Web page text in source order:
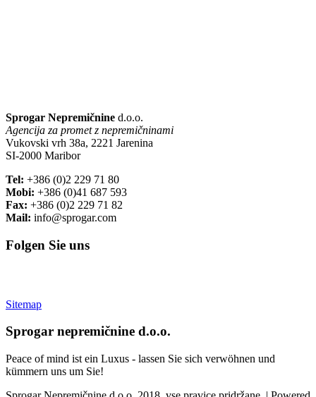
Sprogar Nepremičnine d.o.o.
Agencija za promet z nepremičninami
Vukovski vrh 38a, 2221 Jarenina
SI-2000 Maribor
Tel: +386 (0)2 229 71 80
Mobi: +386 (0)41 687 593
Fax: +386 (0)2 229 71 82
Mail: info@sprogar.com
Folgen Sie uns
Sitemap
Sprogar nepremičnine d.o.o.
Peace of mind ist ein Luxus - lassen Sie sich verwöhnen und
kümmern uns um Sie!